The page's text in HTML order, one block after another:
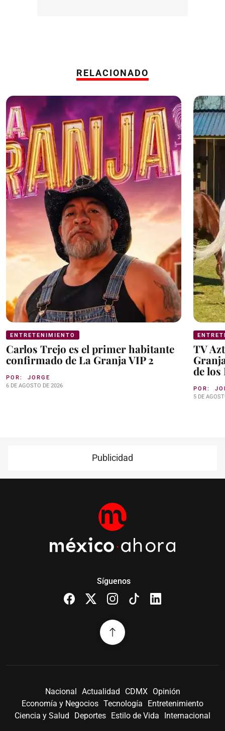
RELACIONADO
ENTRETENIMIENTO
Carlos Trejo es el primer habitante
confirmado de La Granja VIP 2
POR: JORGE
6 DE AGOSTO DE 2026
TV
de los
POR:
5 DE
Publicidad
Síguenos
Nacional Actualidad CDMX
Opinión
Economía y Negocios Tecnología
Entretenimiento
Ciencia y Salud
Deportes Estilo de Vida Internacional